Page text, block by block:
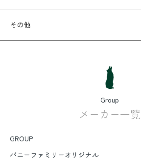
その他
Group
メーカー一覧
GROUP
バニーファミリーオリジナル